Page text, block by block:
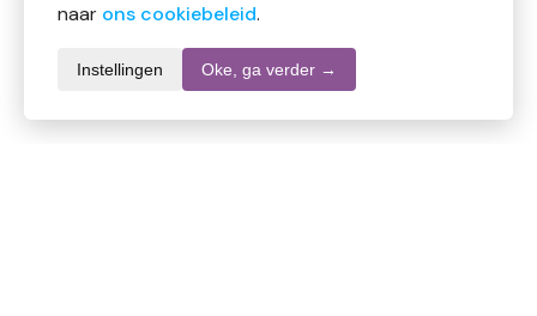
naar ons cookiebeleid.
Instellingen Oke, ga verder →